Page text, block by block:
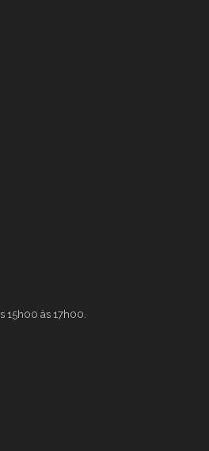
15h00 às 17h00.